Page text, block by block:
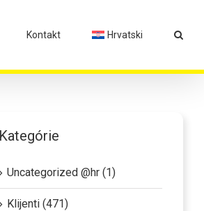
Kontakt Hrvatski
Kategórie
Uncategorized @hr (1)
Klijenti (471)